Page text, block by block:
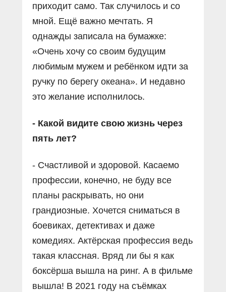
приходит само. Так случилось и со
мной. Ещё важно мечтать. Я
однажды записала на бумажке:
«Очень хочу со своим будущим
любимым мужем и ребёнком идти за
ручку по берегу океана». И недавно
это желание исполнилось.
- Какой видите свою жизнь через
пять лет?
- Счастливой и здоровой. Касаемо
профессии, конечно, не буду все
планы раскрывать, но они
грандиозные. Хочется сниматься в
боевиках, детективах и даже
комедиях. Актёрская профессия ведь
такая классная. Вряд ли бы я как
боксёрша вышла на ринг. А в фильме
вышла! В 2021 году на съёмках